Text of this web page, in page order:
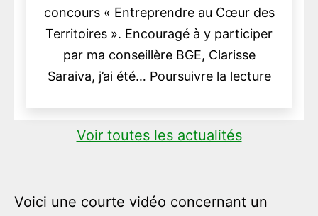
concours « Entreprendre au Cœur des
Territoires ». Encouragé à y participer
par ma conseillère BGE, Clarisse
Saraiva, j’ai été… Poursuivre la lectureLauréat
Voir toutes les actualités
Voici une courte vidéo concernant un